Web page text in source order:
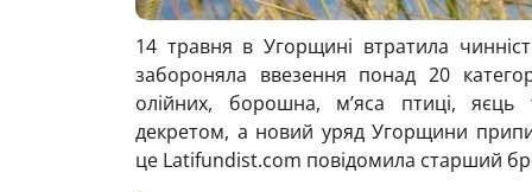
14 травня в Угорщині втратила
забороняла ввезення понад 20
олійних, борошна, м’яса птиці,
декретом, а новий уряд Угорщини
це Latifundist.com повідомила старший